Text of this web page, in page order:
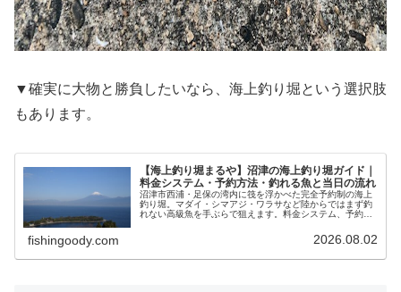
▼確実に大物と勝負したいなら、海上釣り堀という選択肢
もあります。
【海上釣り堀まるや】沼津の海上釣り堀ガイド｜
料金システム・予約方法・釣れる魚と当日の流れ
沼津市西浦・足保の湾内に筏を浮かべた完全予約制の海上
釣り堀。マダイ・シマアジ・ワラサなど陸からではまず釣
れない高級魚を手ぶらで狙えます。料金システム、予約方
fishingoody.com 2026.08.02